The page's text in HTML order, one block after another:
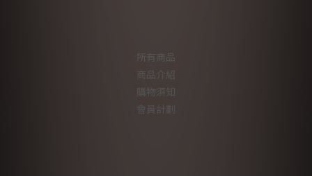
所有商品
商品介紹
購物須知
會員計劃